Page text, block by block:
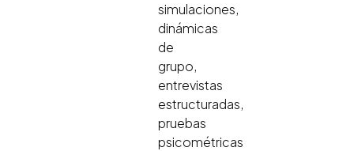
simulaciones,
dinámicas
de
grupo,
entrevistas
estructuradas,
pruebas
psicométricas